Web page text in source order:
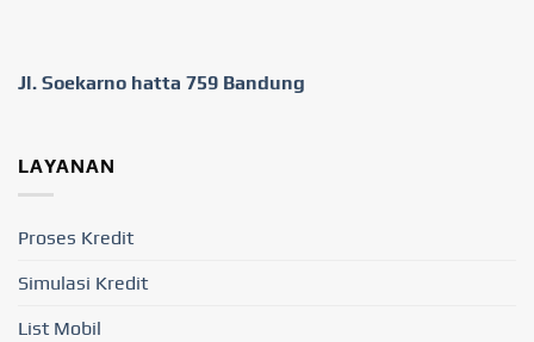
Jl. Soekarno hatta 759 Bandung
LAYANAN
Proses Kredit
Simulasi Kredit
List Mobil